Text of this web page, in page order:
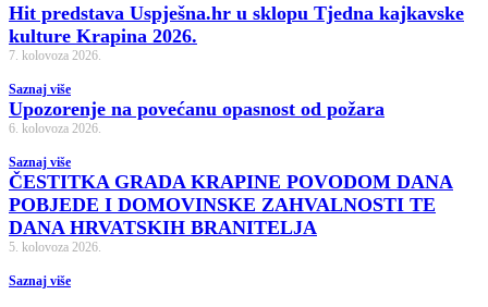
Hit predstava Uspješna.hr u sklopu Tjedna kajkavske
kulture Krapina 2026.
7. kolovoza 2026.
Saznaj više
Upozorenje na povećanu opasnost od požara
6. kolovoza 2026.
Saznaj više
ČESTITKA GRADA KRAPINE POVODOM DANA
POBJEDE I DOMOVINSKE ZAHVALNOSTI TE
DANA HRVATSKIH BRANITELJA
5. kolovoza 2026.
Saznaj više